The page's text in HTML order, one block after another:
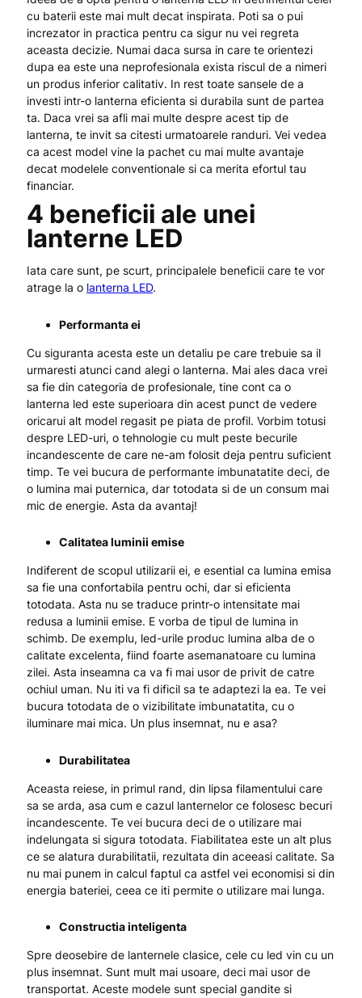
cu baterii este mai mult decat inspirata. Poti sa o pui
increzator in practica pentru ca sigur nu vei regreta
aceasta decizie. Numai daca sursa in care te orientezi
dupa ea este una neprofesionala exista riscul de a nimeri
un produs inferior calitativ. In rest toate sansele de a
investi intr-o lanterna eficienta si durabila sunt de partea
ta. Daca vrei sa afli mai multe despre acest tip de
lanterna, te invit sa citesti urmatoarele randuri. Vei vedea
ca acest model vine la pachet cu mai multe avantaje
decat modelele conventionale si ca merita efortul tau
financiar.
4 beneficii ale unei
lanterne LED
Iata care sunt, pe scurt, principalele beneficii care te vor
atrage la o lanterna LED.
Performanta ei
Cu siguranta acesta este un detaliu pe care trebuie sa il
urmaresti atunci cand alegi o lanterna. Mai ales daca vrei
sa fie din categoria de profesionale, tine cont ca o
lanterna led este superioara din acest punct de vedere
oricarui alt model regasit pe piata de profil. Vorbim totusi
despre LED-uri, o tehnologie cu mult peste becurile
incandescente de care ne-am folosit deja pentru suficient
timp. Te vei bucura de performante imbunatatite deci, de
o lumina mai puternica, dar totodata si de un consum mai
mic de energie. Asta da avantaj!
Calitatea luminii emise
Indiferent de scopul utilizarii ei, e esential ca lumina emisa
sa fie una confortabila pentru ochi, dar si eficienta
totodata. Asta nu se traduce printr-o intensitate mai
redusa a luminii emise. E vorba de tipul de lumina in
schimb. De exemplu, led-urile produc lumina alba de o
calitate excelenta, fiind foarte asemanatoare cu lumina
zilei. Asta inseamna ca va fi mai usor de privit de catre
ochiul uman. Nu iti va fi dificil sa te adaptezi la ea. Te vei
bucura totodata de o vizibilitate imbunatatita, cu o
iluminare mai mica. Un plus insemnat, nu e asa?
Durabilitatea
Aceasta reiese, in primul rand, din lipsa filamentului care
sa se arda, asa cum e cazul lanternelor ce folosesc becuri
incandescente. Te vei bucura deci de o utilizare mai
indelungata si sigura totodata. Fiabilitatea este un alt plus
ce se alatura durabilitatii, rezultata din aceeasi calitate. Sa
nu mai punem in calcul faptul ca astfel vei economisi si din
energia bateriei, ceea ce iti permite o utilizare mai lunga.
Constructia inteligenta
Spre deosebire de lanternele clasice, cele cu led vin cu un
plus insemnat. Sunt mult mai usoare, deci mai usor de
transportat. Aceste modele sunt special gandite si